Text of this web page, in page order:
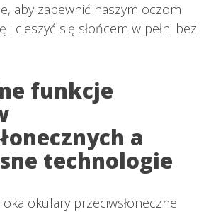
aby zapewnić naszym oczom
i cieszyć się słońcem w pełni bez
funkcje
a
technologie
okulary przeciwsłoneczne